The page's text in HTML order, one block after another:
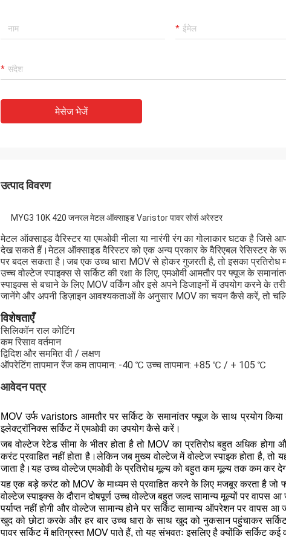
मेसेज भेजें
उत्पाद विवरण
MYG3 10K 420 जनरल मेटल ऑक्साइड Varistor पावर सोर्स अरेस्टर
मेटल ऑक्साइड वैरिस्टर या एमओवी नीला या नारंगी रंग का गोलाकार घटक है जिसे
देख सकते हैं।मेटल ऑक्साइड वैरिस्टर को एक अन्य प्रकार के वैरिएबल रेसिस्टर के
पर बदल सकता है।जब एक उच्च धारा MOV से होकर गुजरती है, तो इसका प्रतिरोध
उच्च वोल्टेज स्पाइक्स से सर्किट की रक्षा के लिए, एमओवी आमतौर पर फ्यूज के
स्पाइक्स से बचाने के लिए MOV वर्किंग और इसे अपने डिजाइनों में उपयोग करने के
जानेंगे और अपनी डिज़ाइन आवश्यकताओं के अनुसार MOV का चयन कैसे करें, तो
विशेषताएँ
सिलिकॉन राल कोटिंग
कम रिसाव वर्तमान
द्विदिश और सममित वी / लक्षण
ऑपरेटिंग तापमान रेंज कम तापमान: -40 ℃ उच्च तापमान: +85 ℃ / + 105 ℃
आवेदन पत्र
MOV उर्फ ​​varistors आमतौर पर सर्किट के समानांतर फ्यूज के साथ प्रयोग किया
इलेक्ट्रॉनिक्स सर्किट में एमओवी का उपयोग कैसे करें।
जब वोल्टेज रेटेड सीमा के भीतर होता है तो MOV का प्रतिरोध बहुत अधिक
करंट प्रवाहित नहीं होता है।लेकिन जब मुख्य वोल्टेज में वोल्टेज स्पाइक होता है, तो
जाता है।यह उच्च वोल्टेज एमओवी के प्रतिरोध मूल्य को बहुत कम मूल्य तक कम कर
यह एक बड़े करंट को MOV के माध्यम से प्रवाहित करने के लिए मजबूर करता है जो
वोल्टेज स्पाइक्स के दौरान दोषपूर्ण उच्च वोल्टेज बहुत जल्द सामान्य मूल्यों पर वापस
पर्याप्त नहीं होगी और वोल्टेज सामान्य होने पर सर्किट सामान्य ऑपरेशन पर
खुद को छोटा करके और हर बार उच्च धारा के साथ खुद को नुकसान पहुंचाकर
पावर सर्किट में क्षतिग्रस्त MOV पाते हैं, तो यह संभवतः इसलिए है क्योंकि सर्किट